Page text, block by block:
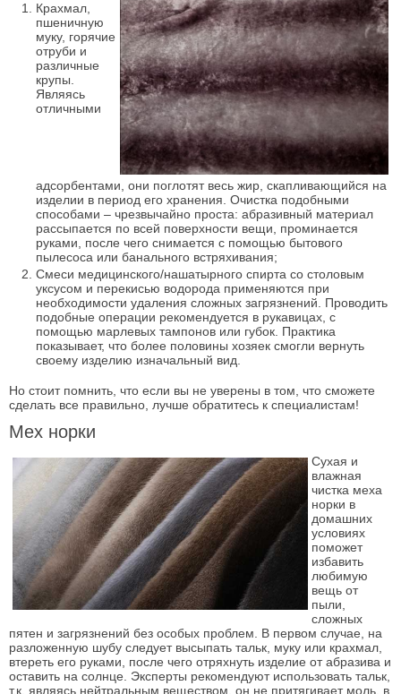
Крахмал,
пшеничную
муку, горячие
отруби и
различные
крупы.
Являясь
отличными
адсорбентами, они поглотят весь жир, скапливающийся на
изделии в период его хранения. Очистка подобными
способами – чрезвычайно проста: абразивный материал
рассыпается по всей поверхности вещи, проминается
руками, после чего снимается с помощью бытового
пылесоса или банального встряхивания;
Смеси медицинского/нашатырного спирта со столовым
уксусом и перекисью водорода применяются при
необходимости удаления сложных загрязнений. Проводить
подобные операции рекомендуется в рукавицах, с
помощью марлевых тампонов или губок. Практика
показывает, что более половины хозяек смогли вернуть
своему изделию изначальный вид.
Но стоит помнить, что если вы не уверены в том, что сможете
сделать все правильно, лучше обратитесь к специалистам!
Мех норки
Сухая и
влажная
чистка меха
норки в
домашних
условиях
поможет
избавить
любимую
вещь от
пыли,
сложных
пятен и загрязнений без особых проблем. В первом случае, на
разложенную шубу следует высыпать тальк, муку или крахмал,
втереть его руками, после чего отряхнуть изделие от абразива и
оставить на солнце. Эксперты рекомендуют использовать тальк,
т.к. являясь нейтральным веществом, он не притягивает моль, в